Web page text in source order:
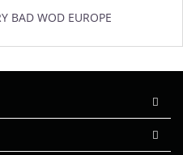
BAD WOD EUROPE